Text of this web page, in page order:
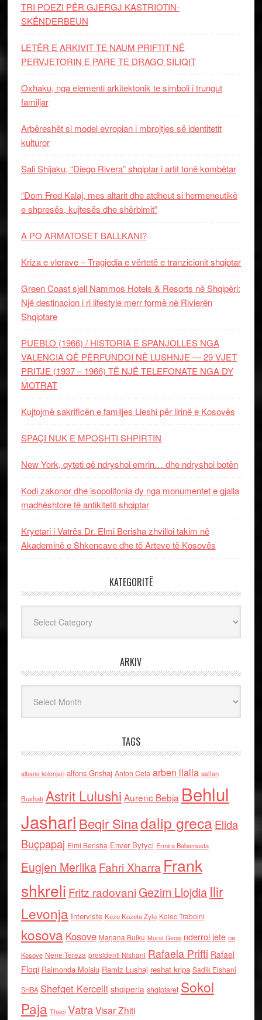
TRI POEZI PËR GJERGJ KASTRIOTIN-
SKËNDERBEUN
LETËR E ARKIVIT TE NAUM PRIFTIT NË
PERVJETORIN E PARE TE DRAGO SILIQIT
Oxhaku, nga elementi arkitektonik te simboli i trungut
familjar
Arbëreshët si model evropian i mbrojtjes së identitetit
kulturor
Sali Shijaku, “Diego Rivera” shqiptar i artit tonë kombëtar
“Dom Fred Kalaj, mes altarit dhe atdheut si hermeneutikë
e shpresës, kujtesës dhe shërbimit”
A PO ARMATOSET BALLKANI?
Kriza e vlerave – Tragjedia e vërtetë e tranzicionit shqiptar
Green Coast sjell Nammos Hotels & Resorts në Shqipëri:
Një destinacion i ri lifestyle merr formë në Rivierën
Shqiptare
PUEBLO (1966) / HISTORIA E SPANJOLLES NGA
VALENCIA QË PËRFUNDOI NË LUSHNJE — 29 VJET
PRITJE (1937 – 1966) TË NJË TELEFONATE NGA DY
MOTRAT
Kujtojmë sakrificën e familjes Lleshi për lirinë e Kosovës
SPAÇI NUK E MPOSHTI SHPIRTIN
New York, qyteti që ndryshoi emrin… dhe ndryshoi botën
Kodi zakonor dhe isopolifonia dy nga monumentet e gjalla
madhështore të antikitetit shqiptar
Kryetari i Vatrës Dr. Elmi Berisha zhvilloi takim në
Akademinë e Shkencave dhe të Arteve të Kosovës
KATEGORITË
ARKIV
TAGS
albano kolonjari alfons Grishaj Anton Cefa arben llalla asllan
Bushati Astrit Lulushi Aurenc Bebja Behlul
Jashari Beqir Sinadalip grecaElida
Buçpapaj Elmi Berisha Enver Bytyci Ermira Babamusta
Eugjen MerlikaFahri Xharra Frank
shkreli Fritz radovaniGezim Llojdia Ilir
Levonja Interviste Keze Kozeta Zylo Kolec Traboini
kosova Kosove Marjana Bulku Murat Gecaj nderroi jete ne
Kosove Nene Tereza presidenti Nishani Rafaela Prifti Rafael
Floqi Raimonda Moisiu Ramiz Lushaj reshat kripa Sadik Elshani
SHBA Shefqet Kercelli shqiperia shqiptaret Sokol
Paja Thaci VatraVisar Zhiti